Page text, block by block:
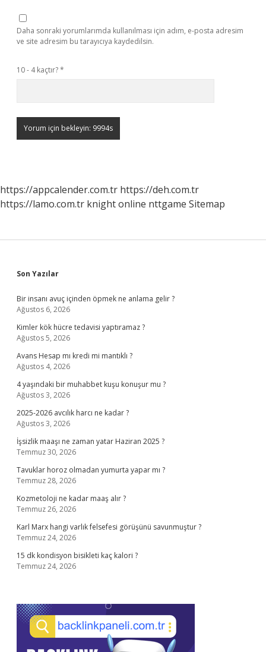
Daha sonraki yorumlarımda kullanılması için adım, e-posta adresim
ve site adresim bu tarayıcıya kaydedilsin.
10 - 4 kaçtır?*
https://appcalender.com.tr https://deh.com.tr
https://lamo.com.tr knight online nttgame Sitemap
Sidebar
Son Yazılar
Bir insanı avuç içinden öpmek ne anlama gelir ?
Ağustos 6, 2026
Kimler kök hücre tedavisi yaptıramaz ?
Ağustos 5, 2026
Avans Hesap mı kredi mi mantıklı ?
Ağustos 4, 2026
4 yaşındaki bir muhabbet kuşu konuşur mu ?
Ağustos 3, 2026
2025-2026 avcılık harcı ne kadar ?
Ağustos 3, 2026
İşsizlik maaşı ne zaman yatar Haziran 2025 ?
Temmuz 30, 2026
Tavuklar horoz olmadan yumurta yapar mı ?
Temmuz 28, 2026
Kozmetoloji ne kadar maaş alır ?
Temmuz 26, 2026
Karl Marx hangi varlık felsefesi görüşünü savunmuştur ?
Temmuz 24, 2026
15 dk kondisyon bisikleti kaç kalori ?
Temmuz 24, 2026